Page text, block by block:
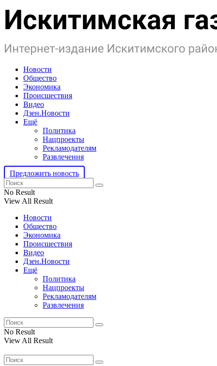
Новости
Общество
Экономика
Происшествия
Видео
Дзен.Новости
Ещё
Политика
Нацпроекты
Рекламодателям
Развлечения
Предложить новость
No Result
View All Result
Новости
Общество
Экономика
Происшествия
Видео
Дзен.Новости
Ещё
Политика
Нацпроекты
Рекламодателям
Развлечения
No Result
View All Result